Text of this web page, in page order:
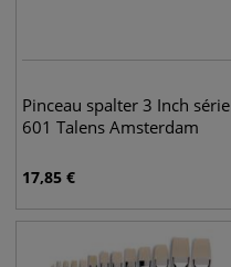
Pinceau spalter 3 Inch série
601 Talens Amsterdam
17,85 €